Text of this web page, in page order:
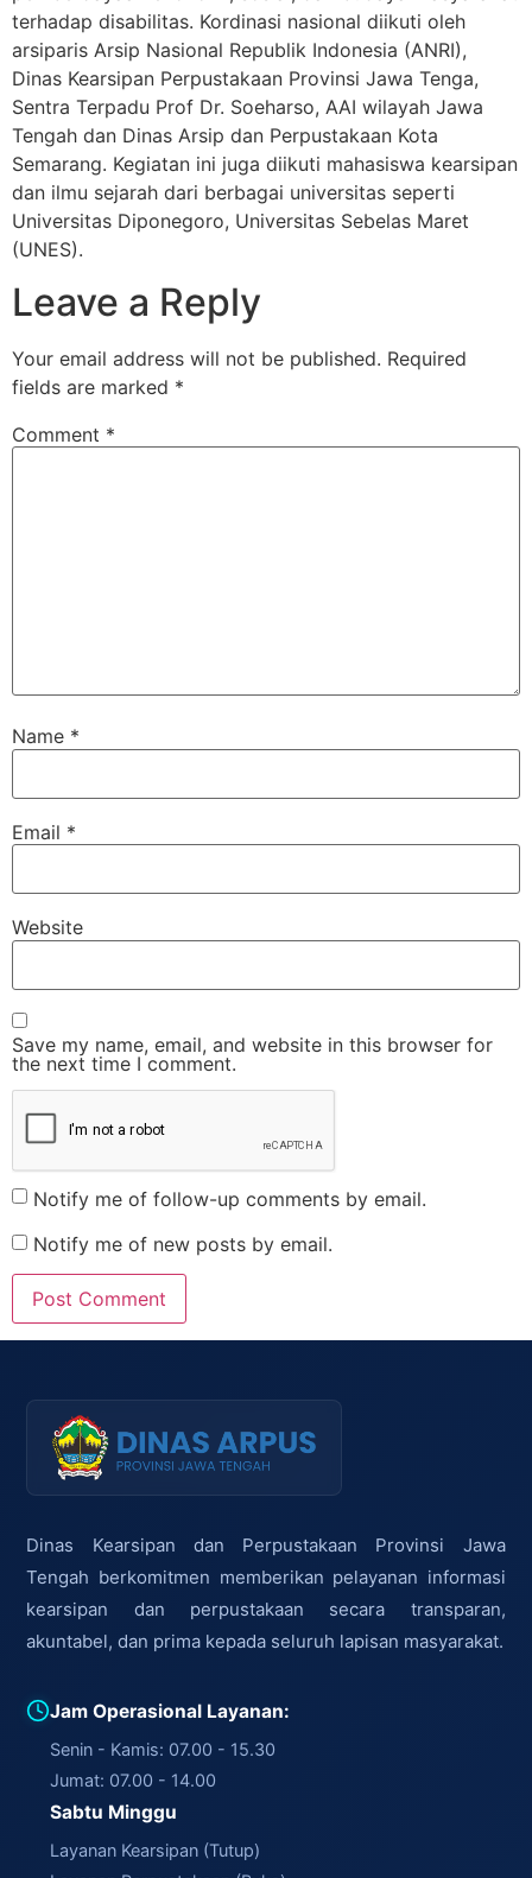
terhadap disabilitas. Kordinasi nasional diikuti oleh
arsiparis Arsip Nasional Republik Indonesia (ANRI),
Dinas Kearsipan Perpustakaan Provinsi Jawa Tenga,
Sentra Terpadu Prof Dr. Soeharso, AAI wilayah Jawa
Tengah dan Dinas Arsip dan Perpustakaan Kota
Semarang. Kegiatan ini juga diikuti mahasiswa kearsipan
dan ilmu sejarah dari berbagai universitas seperti
Universitas Diponegoro, Universitas Sebelas Maret
(UNES).
Leave a Reply
Your email address will not be published. Required
fields are marked *
Comment *
Name *
Email *
Website
Save my name, email, and website in this browser for
the next time I comment.
Notify me of follow-up comments by email.
Notify me of new posts by email.
Dinas Kearsipan dan Perpustakaan Provinsi Jawa
Tengah berkomitmen memberikan pelayanan informasi
kearsipan dan perpustakaan secara transparan,
akuntabel, dan prima kepada seluruh lapisan masyarakat.
Jam Operasional Layanan:
Senin - Kamis: 07.00 - 15.30
Jumat: 07.00 - 14.00
Sabtu Minggu
Layanan Kearsipan (Tutup)